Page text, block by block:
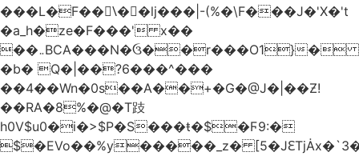
���L�F��\ً� �lj���|-(%�\F���J�'X�'t
�a_h�ze�F���' x��
��܅BCA���N�ઉ��r���O1}�
�b� Q�|��?6���^���
��4��Wn�0s��A��+�G�@J�|��Ƶ!
��RA�8%�@�T跂
h0V$u0�i�>$P�S���ŧ�$�Ϝ9:�
$�EVo��%y�����_z�